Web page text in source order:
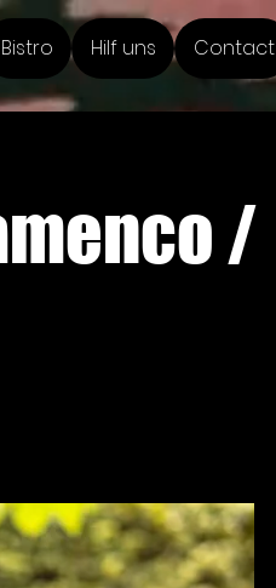
Bistro Hilf uns Contact
/